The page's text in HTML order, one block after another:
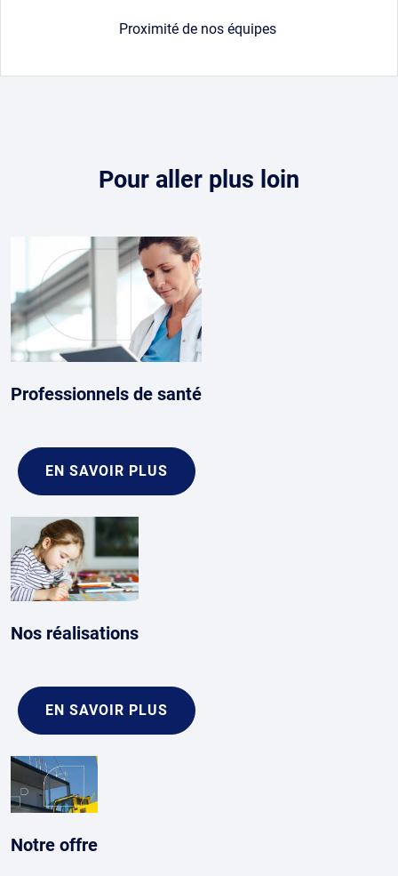
Proximité de nos équipes
Pour aller plus loin
Professionnels de santé
EN SAVOIR PLUS
Nos réalisations
EN SAVOIR PLUS
Notre offre